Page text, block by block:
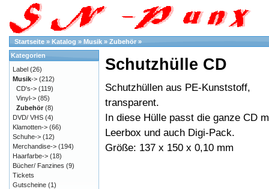
Startseite » Katalog » Musik » Zubehör »
Schutzhülle CD
Schutzhüllen aus PE-Kunststoff,
transparent.
In diese Hülle passt die ganze CD
Leerbox und auch Digi-Pack.
Größe: 137 x 150 x 0,10 mm
Kategorien
Label (26)
Musik-> (212)
CD's-> (119)
Vinyl-> (85)
Zubehör (8)
DVD/ VHS (4)
Klamotten-> (66)
Schuhe-> (12)
Merchandise-> (194)
Haarfarbe-> (18)
Bücher/ Fanzines (9)
Tickets
Gutscheine (1)